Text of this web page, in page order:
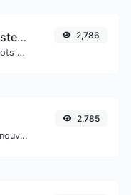
Vérificateur de robustesse du mot de passe
Assurez-vous que vos mots de passe sont suffisamment sécurisés.
2,786
Séparer le texte par des nouvelles lignes, des virgules, des points... etc.
2,785